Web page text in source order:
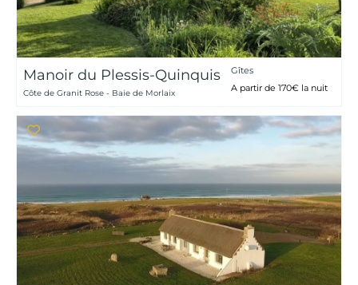
Manoir du Plessis-Quinquis
Côte de Granit Rose - Baie de Morlaix
Gîtes
A partir de 170€ la nuit